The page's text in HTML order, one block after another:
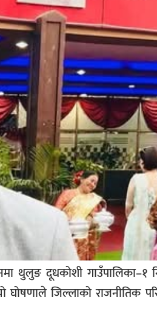
थुलुङ दूधकोशी गाउँपालिका–१
जिल्लाको राजनीतिक